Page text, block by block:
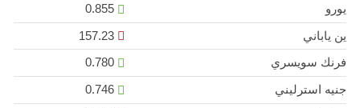
يورو
0.855
ين ياباني
157.23
فرنك سويسري
0.780
جنيه استرليني
0.746